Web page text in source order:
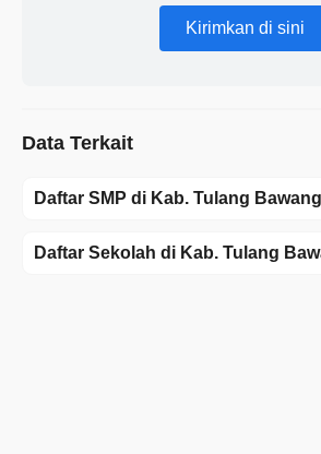
Kirimkan di sini
Data Terkait
Daftar SMP di Kab. Tulang Bawang
Daftar Sekolah di Kab. Tulang